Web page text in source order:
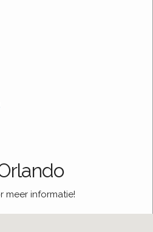
meer informatie!